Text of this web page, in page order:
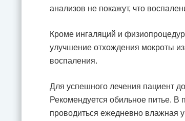
анализов не покажут, что
Кроме ингаляций и
улучшение отхождения мокроты
воспаления.
Для успешного лечения пациент
Рекомендуется обильное питье.
проводиться ежедневно влажная